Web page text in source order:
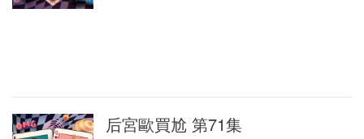
后宮歐買尬 第71集